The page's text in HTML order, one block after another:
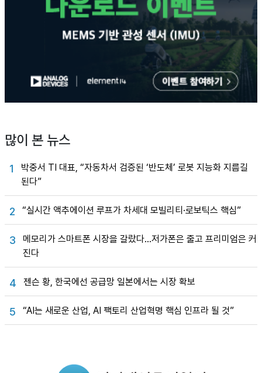
많이 본 뉴스
1
박중서 TI 대표, “자동차서 검증된 ‘반도체’ 로봇 지능화 지름길
된다”
2 “실시간 액추에이션 루프가 차세대 모빌리티·로보틱스 핵심”
3
메모리가 스마트폰 시장을 갈랐다…저가폰은 줄고 프리미엄은 커
진다
4 젠슨 황, 한국에선 공급망 일본에서는 시장 확보
5 “AI는 새로운 산업, AI 팩토리 산업혁명 핵심 인프라 될 것”